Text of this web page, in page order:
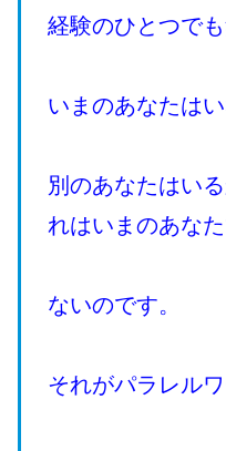
経験のひとつで
いまのあなたはい
別のあなたはい
れはいまのあな
ないのです。
それがパラレル